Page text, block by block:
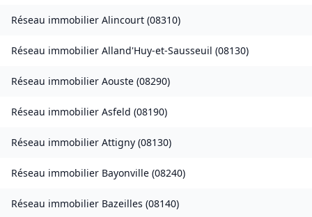
Réseau immobilier Alincourt (08310)
Réseau immobilier Alland'Huy-et-Sausseuil (08130)
Réseau immobilier Aouste (08290)
Réseau immobilier Asfeld (08190)
Réseau immobilier Attigny (08130)
Réseau immobilier Bayonville (08240)
Réseau immobilier Bazeilles (08140)